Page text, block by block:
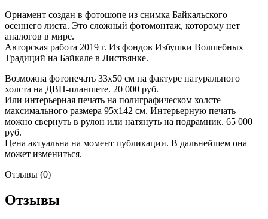
Орнамент создан в фотошопе из снимка Байкальского
осеннего листа. Это сложный фотомонтаж, которому нет
аналогов в мире.
Авторская работа 2019 г. Из фондов Избушки Волшебных
Традиций на Байкале в Листвянке.
Возможна фотопечать 33х50 см на фактуре натурального
холста на ДВП-планшете. 20 000 руб.
Или интерьерная печать на полиграфическом холсте
максимального размера 95х142 см. Интерьерную печать
можно свернуть в рулон или натянуть на подрамник. 65 000
руб.
Цена актуальна на момент публикации. В дальнейшем она
может измениться.
Отзывы (0)
Отзывы